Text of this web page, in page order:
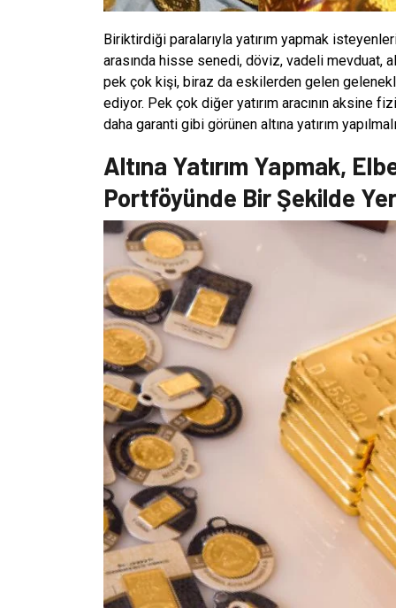
Biriktirdiği paralarıyla yatırım yapmak
arasında hisse senedi, döviz, vadeli mevduat,
pek çok kişi, biraz da eskilerden gelen
ediyor. Pek çok diğer yatırım aracının aksine
daha garanti gibi görünen altına yatırım
Altına Yatırım Yapmak,
Portföyünde Bir Şekilde